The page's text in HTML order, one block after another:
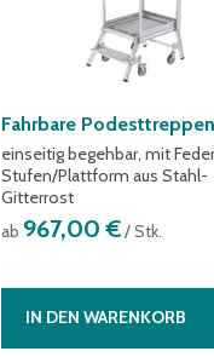
Fahrbare Podesttreppen
einseitig begehbar, mit
Stufen/Plattform aus Stahl-
Gitterrost
ab 967,00 €/ Stk.
IN DEN WARENKORB